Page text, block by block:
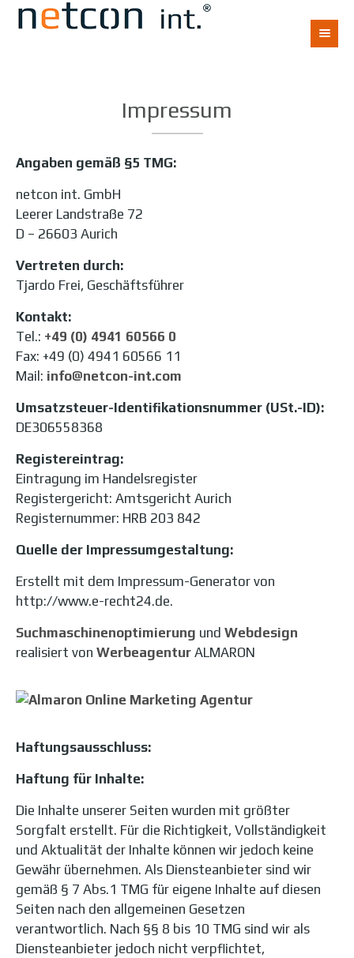
Impressum
Angaben gemäß §5 TMG:
netcon int. GmbH
Leerer Landstraße 72
D – 26603 Aurich
Vertreten durch:
Tjardo Frei, Geschäftsführer
Kontakt:
Tel.: +49 (0) 4941 60566 0
Fax: +49 (0) 4941 60566 11
Mail: info@netcon-int.com
Umsatzsteuer-Identifikationsnummer (USt.-ID):
DE306558368
Registereintrag:
Eintragung im Handelsregister
Registergericht: Amtsgericht Aurich
Registernummer: HRB 203 842
Quelle der Impressumgestaltung:
Erstellt mit dem Impressum-Generator von
http://www.e-recht24.de.
Suchmaschinenoptimierung und Webdesign
realisiert von Werbeagentur ALMARON
Haftungsausschluss:
Haftung für Inhalte:
Die Inhalte unserer Seiten wurden mit größter
Sorgfalt erstellt. Für die Richtigkeit, Vollständigkeit
und Aktualität der Inhalte können wir jedoch keine
Gewähr übernehmen. Als Diensteanbieter sind wir
gemäß § 7 Abs.1 TMG für eigene Inhalte auf diesen
Seiten nach den allgemeinen Gesetzen
verantwortlich. Nach §§ 8 bis 10 TMG sind wir als
Diensteanbieter jedoch nicht verpflichtet,